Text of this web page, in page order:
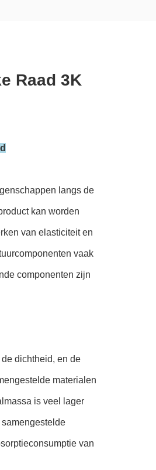
Raad 3K
langs de
kan worden
van elasticiteit en
vaak
componenten zijn
dichtheid, en de
materialen
is veel lager
van